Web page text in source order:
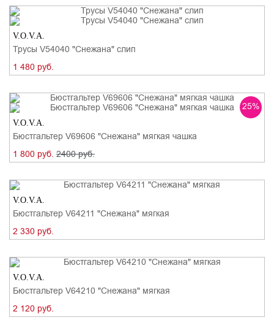
V.O.V.A.
Трусы V54040 "Снежана" слип
1 480 руб.
25%
V.O.V.A.
Бюстгальтер V69606 "Снежана" мягкая чашка
1 800 руб. 2400 руб.
V.O.V.A.
Бюстгальтер V64211 "Снежана" мягкая
2 330 руб.
V.O.V.A.
Бюстгальтер V64210 "Снежана" мягкая
2 120 руб.